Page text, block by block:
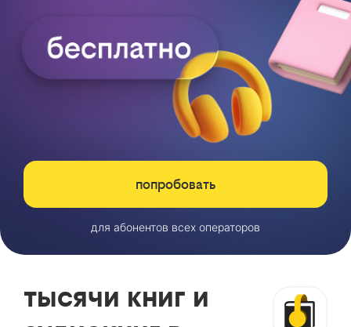
попробовать
для абонентов всех операторов
тысячи книг и